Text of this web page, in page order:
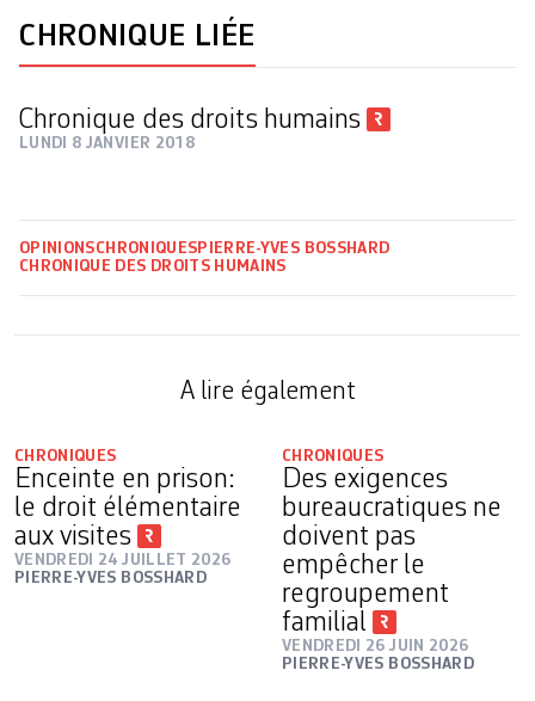
CHRONIQUE LIÉE
Chronique des droits humains
LUNDI 8 JANVIER 2018
OPINIONSCHRONIQUES PIERRE-YVES BOSSHARD
CHRONIQUE DES DROITS HUMAINS
A lire également
CHRONIQUES
Enceinte en prison:
le droit élémentaire
aux visites
VENDREDI 24 JUILLET 2026
PIERRE-YVES BOSSHARD
CHRONIQUES
Des exigences
bureaucratiques ne
doivent pas
empêcher le
regroupement
familial
VENDREDI 26 JUIN 2026
PIERRE-YVES BOSSHARD